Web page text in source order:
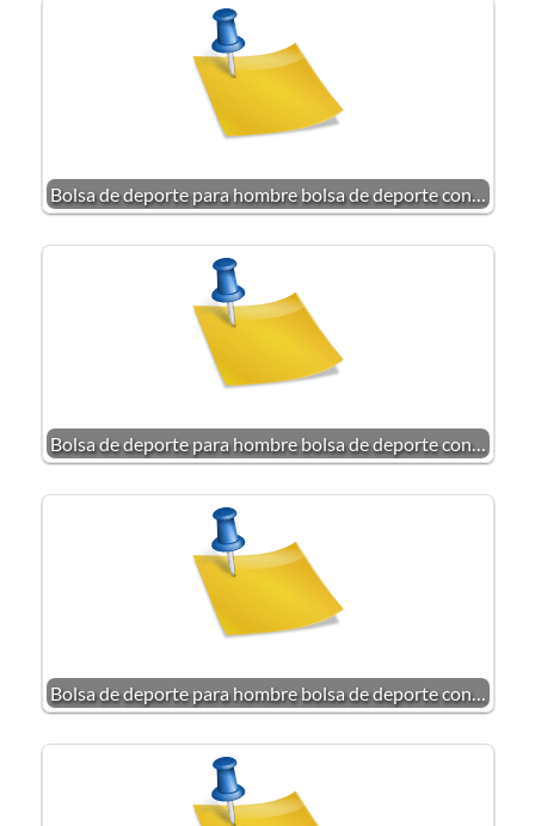
Bolsa de deporte para hombre bolsa de deporte con…
Bolsa de deporte para hombre bolsa de deporte con…
Bolsa de deporte para hombre bolsa de deporte con…